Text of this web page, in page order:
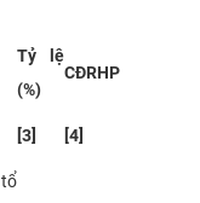
Tỷ lệ
(%)
CĐRHP
[3] [4]